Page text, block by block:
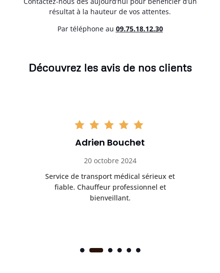
résultat à la hauteur de vos attentes.
Par téléphone au 09.75.18.12.30
Découvrez les avis de nos clients
Adrien Bouchet
20 octobre 2024
Service de transport médical sérieux et
fiable. Chauffeur professionnel et
bienveillant.